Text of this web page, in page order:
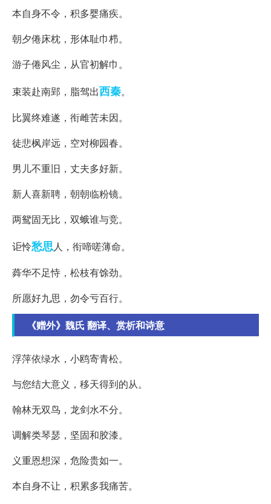
本自身不令，积多婴痛疾。
朝夕倦床枕，形体耻巾栉。
游子倦风尘，从官初解巾。
束装赴南郢，脂驾出西秦。
比翼终难遂，衔雌苦未因。
徒悲枫岸远，空对柳园春。
男儿不重旧，丈夫多好新。
新人喜新聘，朝朝临粉镜。
两鸳固无比，双蛾谁与竞。
讵怜愁思人，衔啼嗟薄命。
蕣华不足恃，松枝有馀劲。
所愿好九思，勿令亏百行。
《赠外》魏氏 翻译、赏析和诗意
浮萍依绿水，小鸥寄青松。
与您结大意义，移天得到的从。
翰林无双鸟，龙剑水不分。
调解类琴瑟，坚固和胶漆。
义重恩想深，危险贵如一。
本自身不让，积累多我痛苦。